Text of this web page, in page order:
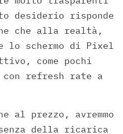
desiderio risponde
che alla realtà,
lo schermo di Pixel
come pochi
refresh rate a
al prezzo, avremmo
della ricarica